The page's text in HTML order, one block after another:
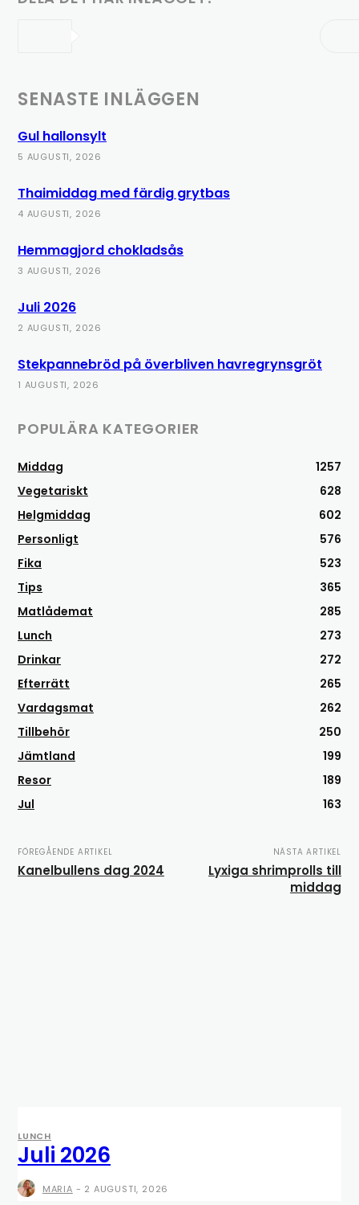
SENASTE INLÄGGEN
Gul hallonsylt
5 AUGUSTI, 2026
Thaimiddag med färdig grytbas
4 AUGUSTI, 2026
Hemmagjord chokladsås
3 AUGUSTI, 2026
Juli 2026
2 AUGUSTI, 2026
Stekpannebröd på överbliven havregrynsgröt
1 AUGUSTI, 2026
POPULÄRA KATEGORIER
Middag
1257
Vegetariskt
628
Helgmiddag
602
Personligt
576
Fika
523
Tips
365
Matlådemat
285
Lunch
273
Drinkar
272
Efterrätt
265
Vardagsmat
262
Tillbehör
250
Jämtland
199
Resor
189
Jul
163
FÖREGÅENDE ARTIKEL
Kanelbullens dag 2024
NÄSTA ARTIKEL
Lyxiga shrimprolls till
middag
LUNCH
Juli 2026
MARIA - 2 AUGUSTI, 2026